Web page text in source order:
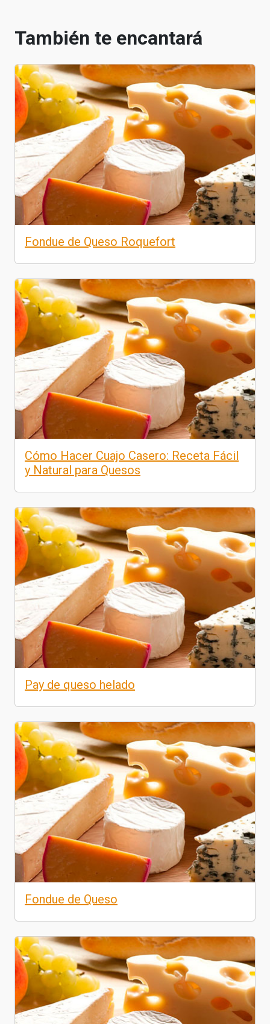
También te encantará
Fondue de Queso Roquefort
Cómo Hacer Cuajo Casero: Receta Fácil
y Natural para Quesos
Pay de queso helado
Fondue de Queso